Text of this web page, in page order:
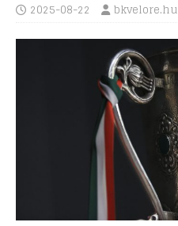
2025-08-22 bkvelore.hu